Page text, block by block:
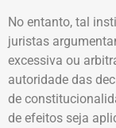
No entanto, tal
juristas
excessiva ou
autoridade das
de
de efeitos seja